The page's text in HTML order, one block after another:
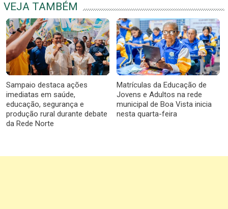
VEJA TAMBÉM
Sampaio destaca ações
imediatas em saúde,
educação, segurança e
produção rural durante debate
da Rede Norte
Matrículas da Educação de
Jovens e Adultos na rede
municipal de Boa Vista inicia
nesta quarta-feira